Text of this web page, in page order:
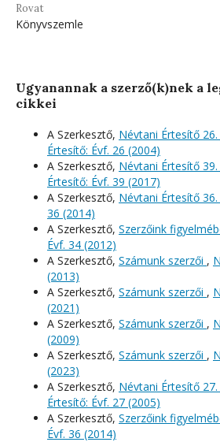
Rovat
Könyvszemle
Ugyanannak a szerző(k)nek a
cikkei
A Szerkesztő, Névtani Értesítő 26.
Értesítő: Évf. 26 (2004)
A Szerkesztő, Névtani Értesítő 39.
Értesítő: Évf. 39 (2017)
A Szerkesztő, Névtani Értesítő 36.
36 (2014)
A Szerkesztő, Szerzőink
Évf. 34 (2012)
A Szerkesztő, Számunk szerzői ,
(2013)
A Szerkesztő, Számunk szerzői ,
(2021)
A Szerkesztő, Számunk szerzői ,
(2009)
A Szerkesztő, Számunk szerzői ,
(2023)
A Szerkesztő, Névtani Értesítő 27.
Értesítő: Évf. 27 (2005)
A Szerkesztő, Szerzőink
Évf. 36 (2014)